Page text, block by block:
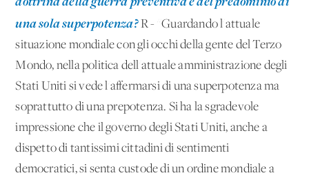
una sola superpotenza?R - ''Guardando l'attuale
situazione mondiale con gli occhi della gente del Terzo
Mondo, nella politica dell'attuale amministrazione degli
Stati Uniti si vede l'affermarsi di una superpotenza ma
soprattutto di una prepotenza. Si ha la sgradevole
impressione che il governo degli Stati Uniti, anche a
dispetto di tantissimi cittadini di sentimenti
democratici, si senta custode di un ordine mondiale a